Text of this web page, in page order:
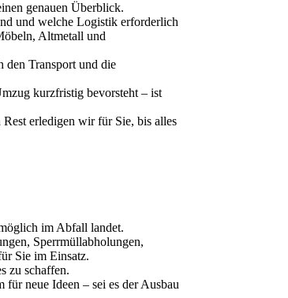
genauen Überblick.
und welche Logistik erforderlich
Altmetall und
den Transport und die
kurzfristig bevorsteht – ist
erledigen wir für Sie, bis alles
im Abfall landet.
Sperrmüllabholungen,
Sie im Einsatz.
zu schaffen.
für neue Ideen – sei es der Ausbau
Kundenbewertungen und Erfahrungen zu